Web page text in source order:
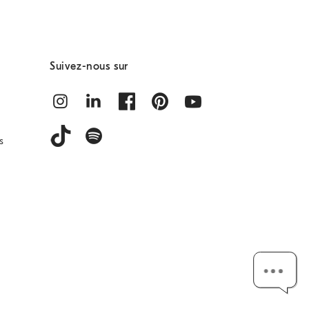
Suivez-nous sur